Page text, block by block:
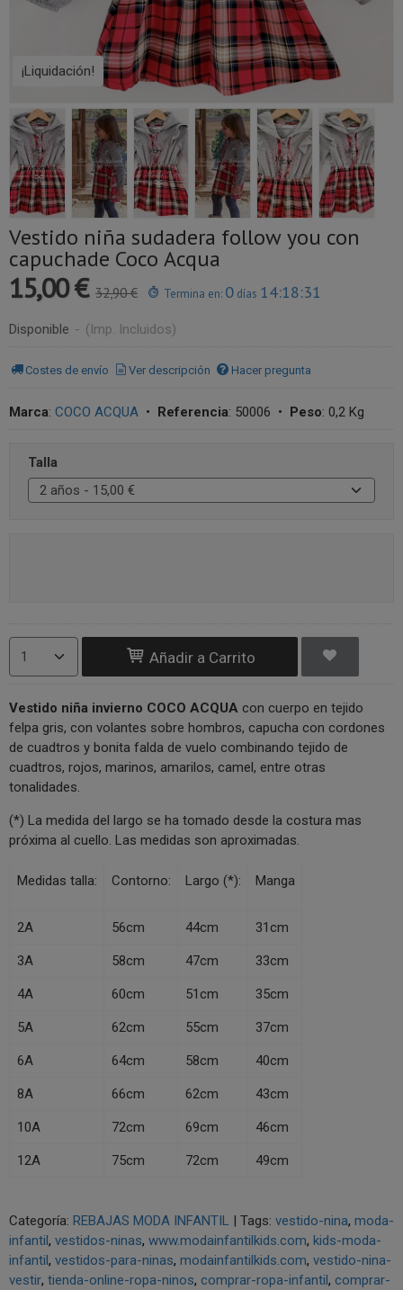
¡Liquidación!
Vestido niña sudadera follow you con
capuchade Coco Acqua
15,00 € 32,90 € Termina en: 0 días 14:18:31
Disponible - (Imp. Incluidos)
Costes de envío Ver descripción Hacer pregunta
Marca: COCO ACQUA • Referencia: 50006 • Peso: 0,2 Kg
Talla
Añadir a Carrito
Vestido niña invierno COCO ACQUA con cuerpo en tejido
felpa gris, con volantes sobre hombros, capucha con cordones
de cuadtros y bonita falda de vuelo combinando tejido de
cuadtros, rojos, marinos, amarilos, camel, entre otras
tonalidades.
(*) La medida del largo se ha tomado desde la costura mas
próxima al cuello. Las medidas son aproximadas.
Medidas talla: Contorno: Largo (*): Manga
2A 56cm 44cm 31cm
3A 58cm 47cm 33cm
4A 60cm 51cm 35cm
5A 62cm 55cm 37cm
6A 64cm 58cm 40cm
8A 66cm 62cm 43cm
10A 72cm 69cm 46cm
12A 75cm 72cm 49cm
Categoría: REBAJAS MODA INFANTIL | Tags: vestido-nina moda-
infantil vestidos-ninas www.modainfantilkids.com kids-moda-
infantil vestidos-para-ninas modainfantilkids.com vestido-nina-
vestir tienda-online-ropa-ninos comprar-ropa-infantil comprar-